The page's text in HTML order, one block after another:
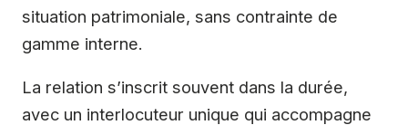
situation patrimoniale, sans contrainte de
gamme interne.
La relation s’inscrit souvent dans la durée,
avec un interlocuteur unique qui accompagne